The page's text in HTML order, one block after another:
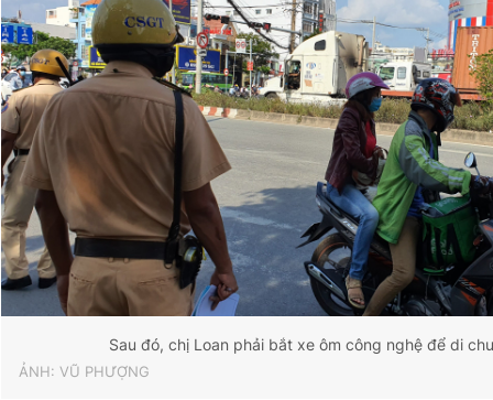
Sau đó, chị Loan phải bắt xe ôm công nghệ để di
ẢNH: VŨ PHƯỢNG